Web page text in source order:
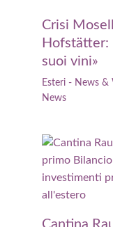
Crisi
Hofstätter:
suoi vini»
Esteri - News &
News
Cantina